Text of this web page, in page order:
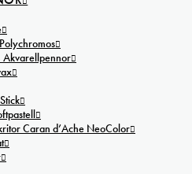
Akvarellpennor
Caran d’Ache NeoColor